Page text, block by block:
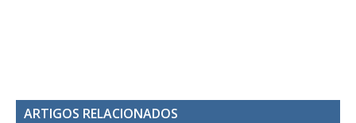
ARTIGOS RELACIONADOS